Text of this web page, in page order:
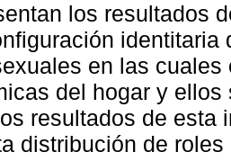
los resultados
en las
del hogar y
resultados de esta
distribución de